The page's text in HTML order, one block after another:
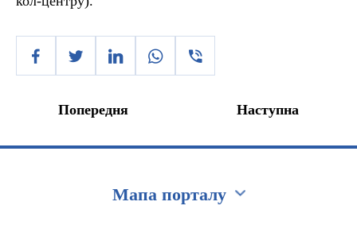
Попередня Наступна
Мапа порталу